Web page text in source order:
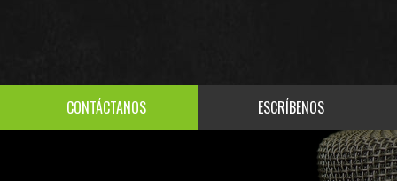
CONTÁCTANOS ESCRÍBENOS